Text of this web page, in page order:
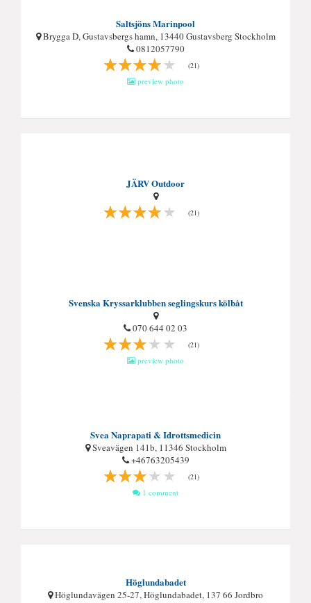
Saltsjöns Marinpool
Brygga D, Gustavsbergs hamn, 13440 Gustavsberg Stockholm
0812057790
(21)
preview photo
JÄRV Outdoor
(21)
Svenska Kryssarklubben seglingskurs kölbåt
070 644 02 03
(21)
preview photo
Svea Naprapati & Idrottsmedicin
Sveavägen 141b, 11346 Stockholm
+46763205439
(21)
1 comment
Höglundabadet
Höglundavägen 25-27, Höglundabadet, 137 66 Jordbro